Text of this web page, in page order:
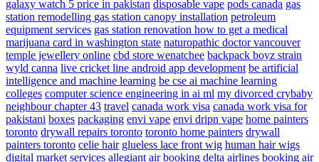
galaxy watch 5 price in pakistan disposable vape pods canada gas
station remodelling gas station canopy installation petroleum
equipment services gas station renovation how to get a medical
marijuana card in washington state naturopathic doctor vancouver
temple jewellery online cbd store wenatchee backpack boyz strain
wyld canna live cricket line android app development be artificial
intelligence and machine learning be cse ai machine learning
colleges computer science engineering in ai ml my divorced crybaby
neighbour chapter 43 travel canada work visa canada work visa for
pakistani boxes packaging envi vape envi dripn vape home painters
toronto drywall repairs toronto toronto home painters drywall
painters toronto celie hair glueless lace front wig human hair wigs
digital market services allegiant air booking delta airlines booking air